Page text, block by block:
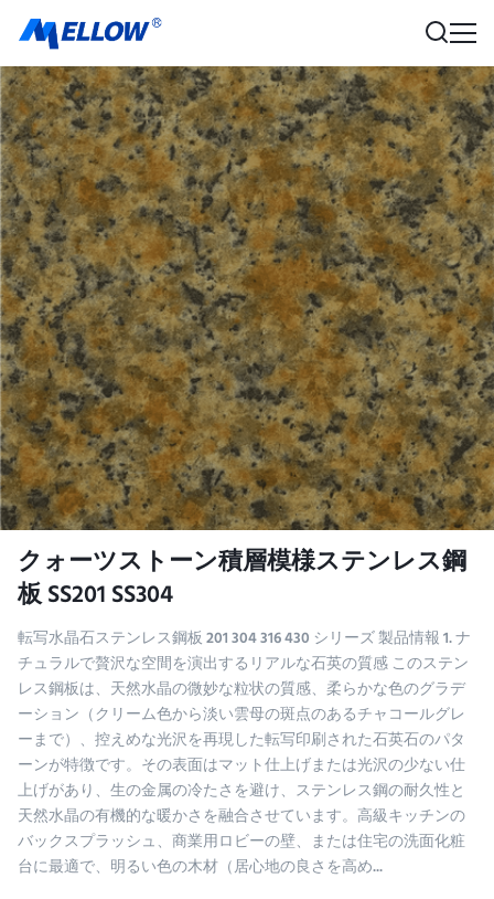
クォーツストーン積層模様ステンレス鋼
板 SS201 SS304
転写水晶石ステンレス鋼板 201 304 316 430 シリーズ 製品情報 1. ナ
チュラルで贅沢な空間を演出するリアルな石英の質感​ このステン
レス鋼板は、天然水晶の微妙な粒状の質感、柔らかな色のグラデ
ーション（クリーム色から淡い雲母の斑点のあるチャコールグレ
ーまで）、控えめな光沢を再現した転写印刷された石英石のパタ
ーンが特徴です。その表面はマット仕上げまたは光沢の少ない仕
上げがあり、生の金属の冷たさを避け、ステンレス鋼の耐久性と
天然水晶の有機的な暖かさを融合させています。高級キッチンの
バックスプラッシュ、商業用ロビーの壁、または住宅の洗面化粧
台に最適で、明るい色の木材（居心地の良さを高め...